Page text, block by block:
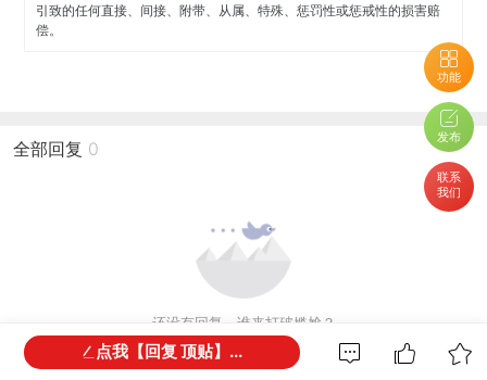
功能
发布
联系
我们
引致的任何直接、间接、附带、从属、特殊、惩罚性或惩戒性的损害赔
偿。
全部回复 0
还没有回复，谁来打破尴尬？
点我【回复 顶贴】...